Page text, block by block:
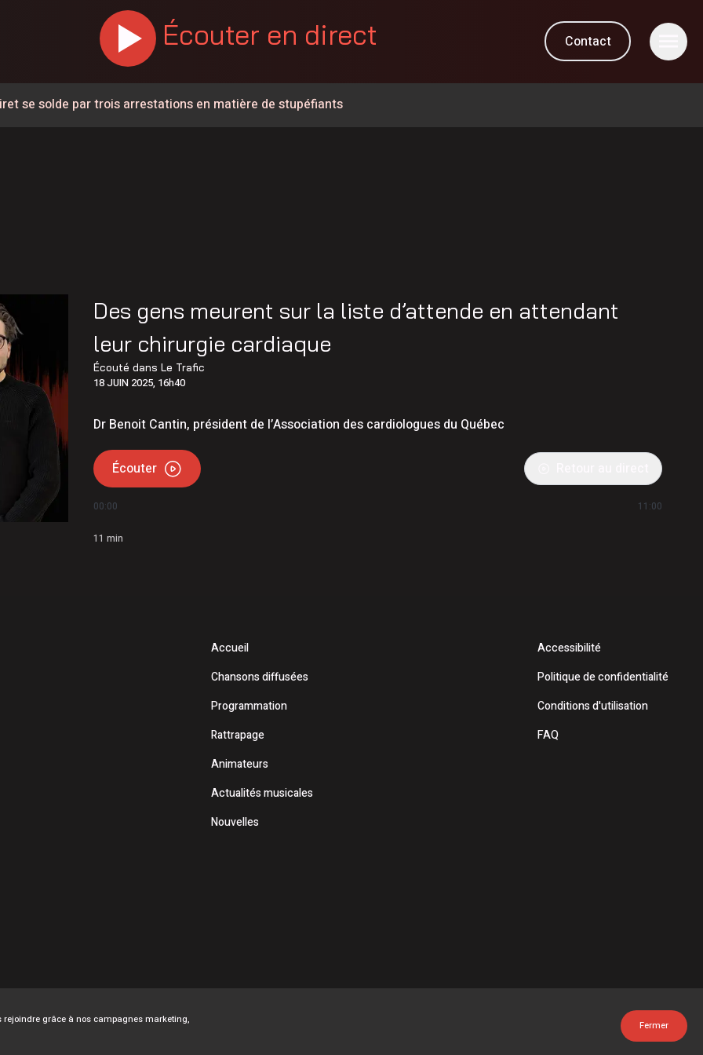
Écouter en direct Contact
se solde par trois arrestations en matière de stupéfiants
mettent de l’avant leur plan climat
de Nicolas Audet survenu en 2022
Beauce recherche un chargé de projet pour le District
Municipalité amie des aînés-Famille
dévoile sa programmation 2026
emporté par le courant dans la rivière Saint-Charles
Des gens meurent sur la liste d’attende en attendant
leur chirurgie cardiaque
Écouté dansLe Trafic
18 JUIN 2025, 16h40
Dr Benoit Cantin, président de l’Association des cardiologues du Québec
Écouter
00:00 11:00
11 min
Accueil
Chansons diffusées
Programmation
Rattrapage
Animateurs
Actualités musicales
Nouvelles
Accessibilité
Politique de confidentialité
Conditions d'utilisation
FAQ
rejoindre grâce à nos campagnes marketing,
Fermer